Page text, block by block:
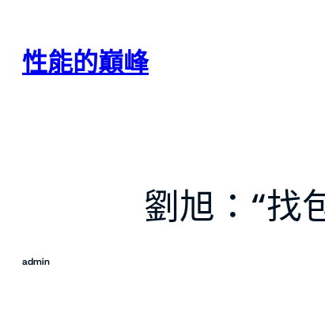
性能的巔峰
劉旭：“找
admin